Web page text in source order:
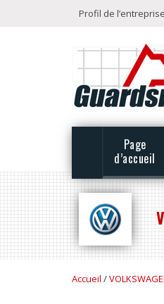
Profil de l’entreprise
Page
d’accueil
Accueil /